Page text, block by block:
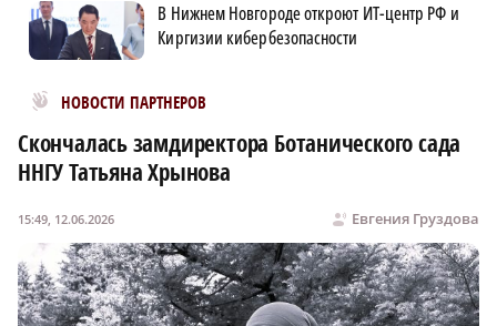
В Нижнем Новгороде откроют ИТ-центр РФ и
Киргизии кибербезопасности
НОВОСТИ ПАРТНЕРОВ
Новости МирТесен
Скончалась замдиректора Ботанического сада
ННГУ Татьяна Хрынова
Евгения Груздова
15:49, 12.06.2026